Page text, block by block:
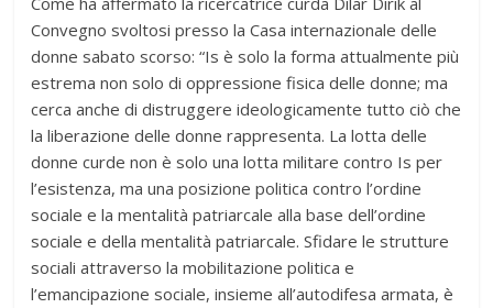
Convegno svoltosi presso la Casa internazionale delle
donne sabato scorso: “Is è solo la forma attualmente più
estrema non solo di oppressione fisica delle donne; ma
cerca anche di distruggere ideologicamente tutto ciò che
la liberazione delle donne rappresenta. La lotta delle
donne curde non è solo una lotta militare contro Is per
l’esistenza, ma una posizione politica contro l’ordine
sociale e la mentalità patriarcale alla base dell’ordine
sociale e della mentalità patriarcale. Sfidare le strutture
sociali attraverso la mobilitazione politica e
l’emancipazione sociale, insieme all’autodifesa armata, è